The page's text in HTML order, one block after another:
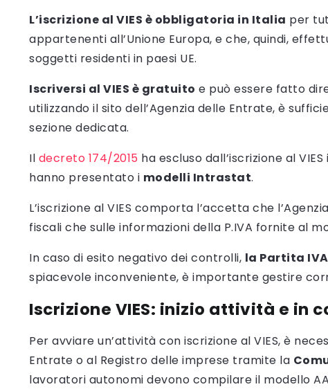
L’iscrizione al VIES è obbligatoria in Italia per
appartenenti all’Unione Europa, e che, quindi,
soggetti residenti in paesi UE.
Iscriversi al VIES è gratuito e può essere fatto
utilizzando il sito dell’Agenzia delle Entrate, è
sezione dedicata.
Il decreto 174/2015 ha escluso dall’iscrizione al
hanno presentato i modelli Intrastat.
L’iscrizione al VIES comporta l’accetta che
fiscali che sulle informazioni della P.IVA fornite al
In caso di esito negativo dei controlli, la Partita
spiacevole inconveniente, è importante gestire
Iscrizione VIES: inizio attività e in
Per avviare un’attività con iscrizione al VIES, è
Entrate o al Registro delle imprese tramite la
lavoratori autonomi devono compilare il modello